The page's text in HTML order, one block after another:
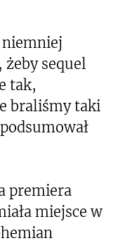
sequel
tak,
braliśmy taki
premiera
miejsce w